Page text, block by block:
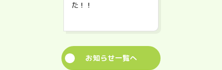
た！！
お知らせ一覧へ